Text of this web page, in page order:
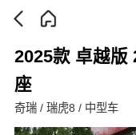
2025款 卓越版
座
奇瑞 / 瑞虎8 / 中型车